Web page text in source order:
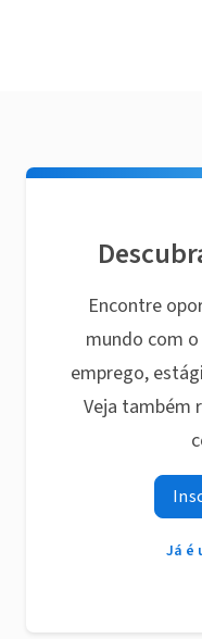
Encontre
mundo com
emprego,
Veja também
Já é